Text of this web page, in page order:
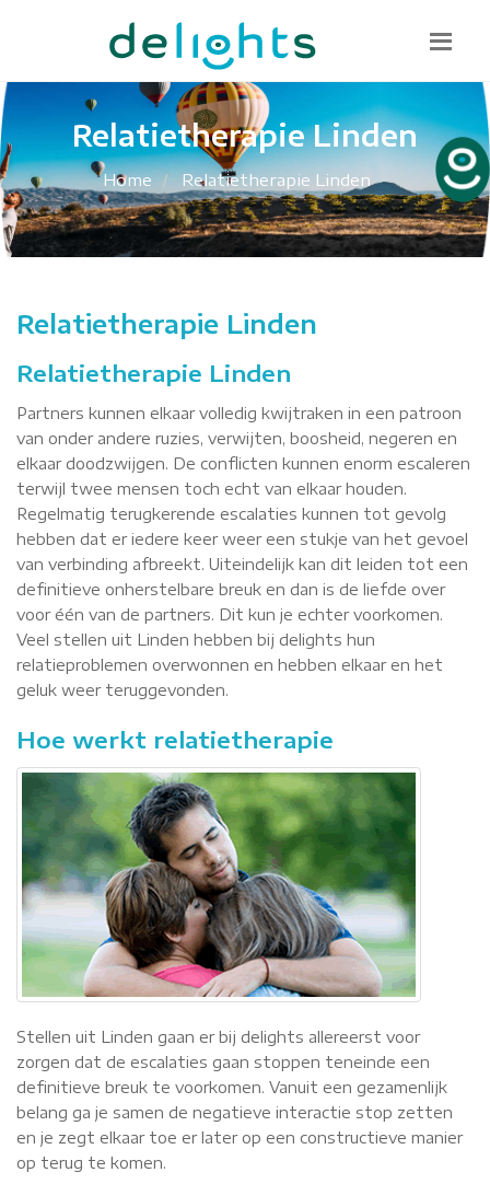
085 130 1482
info@delights.nu
Relatietherapie Linden
Home Relatietherapie Linden
Relatietherapie Linden
Relatietherapie Linden
Partners kunnen elkaar volledig kwijtraken in een patroon
van onder andere ruzies, verwijten, boosheid, negeren en
elkaar doodzwijgen. De conflicten kunnen enorm escaleren
terwijl twee mensen toch echt van elkaar houden.
Regelmatig terugkerende escalaties kunnen tot gevolg
hebben dat er iedere keer weer een stukje van het gevoel
van verbinding afbreekt. Uiteindelijk kan dit leiden tot een
definitieve onherstelbare breuk en dan is de liefde over
voor één van de partners. Dit kun je echter voorkomen.
Veel stellen uit Linden hebben bij delights hun
relatieproblemen overwonnen en hebben elkaar en het
geluk weer teruggevonden.
Hoe werkt relatietherapie
Stellen uit Linden gaan er bij delights allereerst voor
zorgen dat de escalaties gaan stoppen teneinde een
definitieve breuk te voorkomen. Vanuit een gezamenlijk
belang ga je samen de negatieve interactie stop zetten
en je zegt elkaar toe er later op een constructieve manier
op terug te komen.